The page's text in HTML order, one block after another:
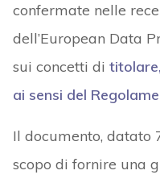
confermate nelle
dell’European Data
sui concetti di
ai sensi del
Il documento, datato
scopo di fornire una